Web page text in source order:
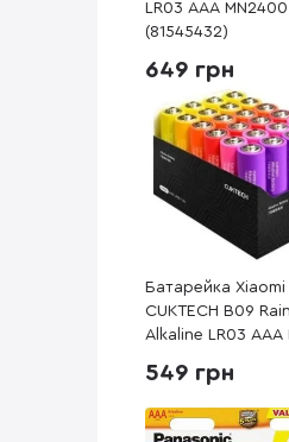
LR03 AAA
(81545432)
649 грн
Батарейка Xiaomi
CUKTECH B09
Alkaline LR03
549 грн